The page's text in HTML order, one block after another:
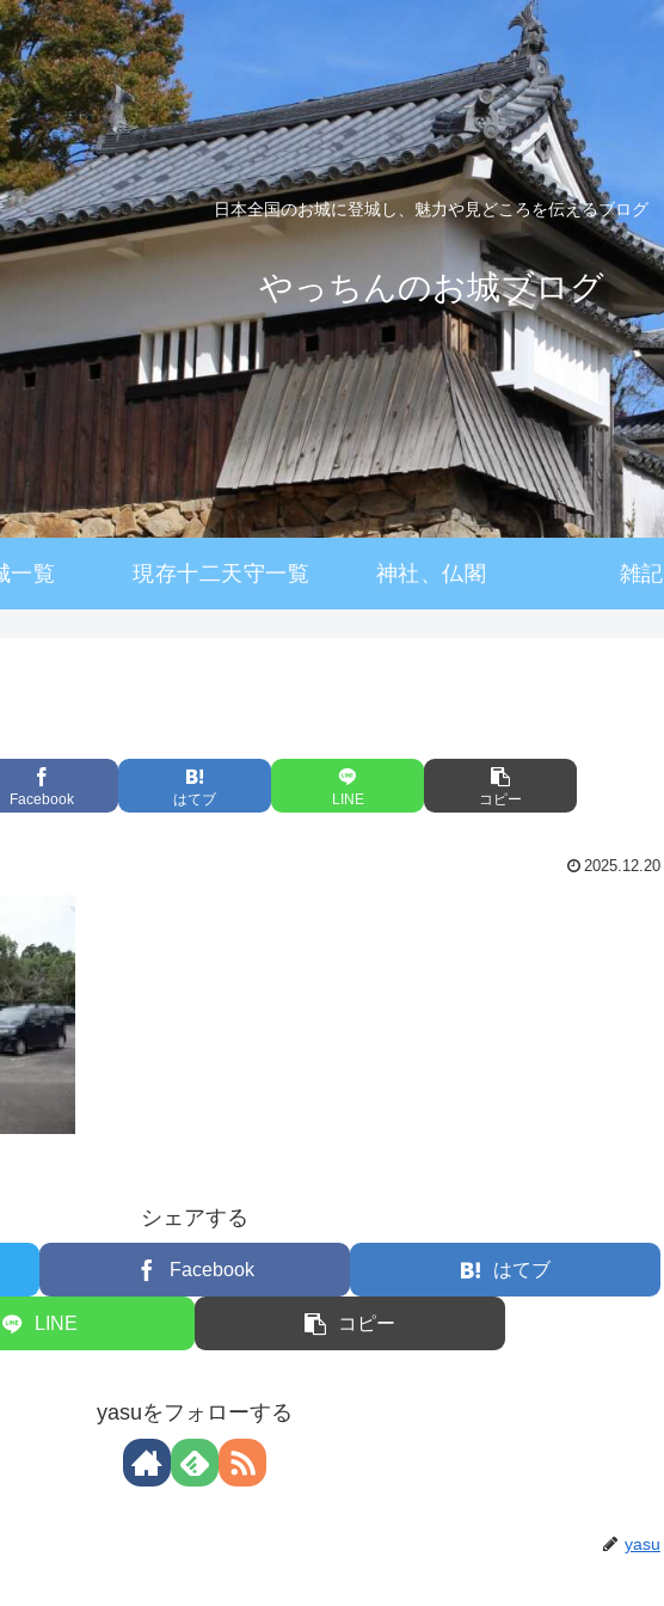
日本全国のお城に登城し、魅力や見どころを伝えるブログ
やっちんのお城ブログ
一覧 現存十二天守一覧 神社、仏閣 雑記
Facebook はてブ LINE コピー
2025.12.20
シェアする
Facebook はてブ
LINE コピー
yasuをフォローする
yasu